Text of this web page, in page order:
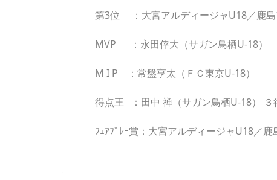
第3位 ：大宮アルディージャU18／鹿島
MVP ：永田倖大（サガン鳥栖U-18）
M I P ：常盤亨太（ＦＣ東京U-18）
得点王 ：田中 禅（サガン鳥栖U-18） ３
ﾌｪｱﾌﾟﾚｰ賞：大宮アルディージャU18／